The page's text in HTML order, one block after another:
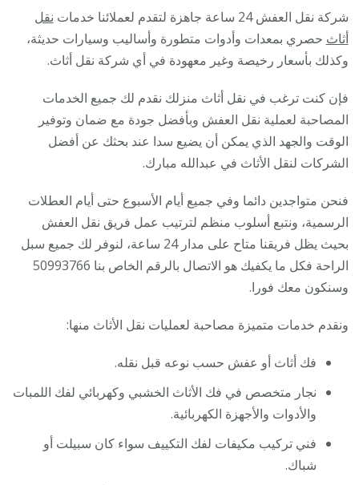
شركة نقل العفش 24 ساعة جاهزة لتقدم لعملائنا خدمات
نقل
أثاث حصري بمعدات وأدوات متطورة وأساليب وسيارات حديثة،
وكذلك بأسعار رخيصة وغير معهودة في أي شركة نقل أثاث.
فإن كنت ترغب في نقل أثاث منزلك نقدم لك جميع الخدمات
المصاحبة لعملية نقل العفش وبأفضل جودة مع ضمان وتوفير
الوقت والجهد الذي يمكن أن يضيع سدا عند بحثك عن أفضل
الشركات لنقل الأثاث في عبدالله مبارك.
فنحن متواجدين دائما وفي جميع أيام الأسبوع حتى أيام العطلات
الرسمية، ونتبع أسلوب منظم لترتيب عمل فريق نقل العفش
بحيث يظل فريقنا متاح على مدار 24 ساعة، لنوفر لك جميع سبل
الراحة فكل ما يكفيك هو الاتصال بالرقم الخاص بنا 50993766
وسنكون معك فورا.
ونقدم خدمات متميزة مصاحبة لعمليات نقل الأثاث منها:
فك أثاث أو عفش حسب نوعه قبل نقله.
نجار متخصص في فك الأثاث الخشبي وكهربائي لفك اللمبات
والأدوات والأجهزة الكهربائية.
فني تركيب مكيفات لفك التكييف سواء كان سبيلت أو
شباك.